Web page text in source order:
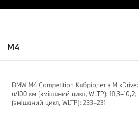
M4
BMW M4 Competition Кабріолет з M
л/100 км (змішаний цикл, WLTP):
(змішаний цикл, WLTP): 233–231